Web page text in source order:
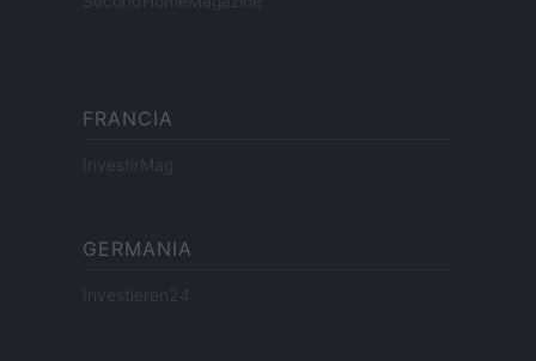
FRANCIA
InvestirMag
GERMANIA
Investieren24